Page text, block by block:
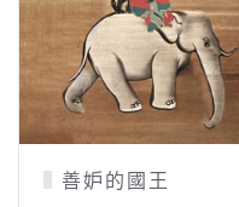
善妒的國王